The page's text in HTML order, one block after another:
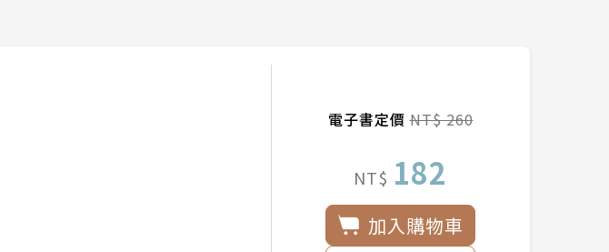
電子書定價NT$ 260
NT$ 182
加入購物車